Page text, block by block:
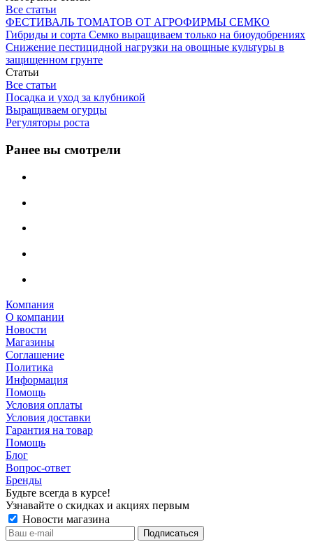
Все статьи
ФЕСТИВАЛЬ ТОМАТОВ ОТ АГРОФИРМЫ СЕМКО
Гибриды и сорта Семко выращиваем только на биоудобрениях
Снижение пестицидной нагрузки на овощные культуры в
защищенном грунте
Статьи
Все статьи
Посадка и уход за клубникой
Выращиваем огурцы
Регуляторы роста
Ранее вы смотрели
Компания
О компании
Новости
Магазины
Соглашение
Политика
Информация
Помощь
Условия оплаты
Условия доставки
Гарантия на товар
Помощь
Блог
Вопрос-ответ
Бренды
Будьте всегда в курсе!
Узнавайте о скидках и акциях первым
Новости магазина